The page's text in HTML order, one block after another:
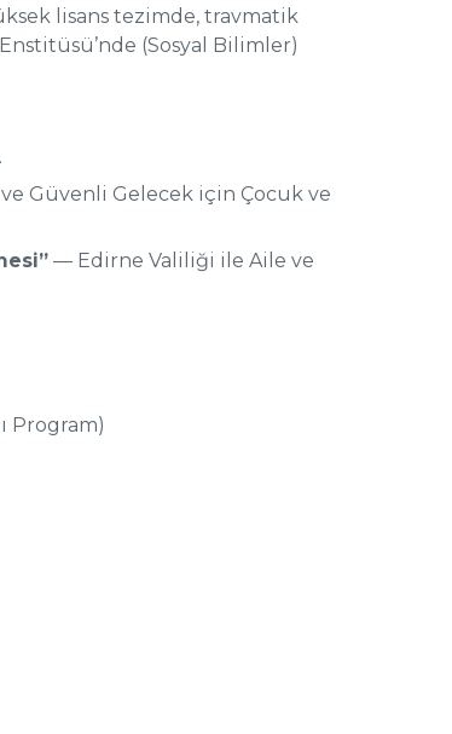
lisans tezimde, travmatik
(Sosyal Bilimler)
Güvenli Gelecek için Çocuk ve
— Edirne Valiliği ile Aile ve
Program)